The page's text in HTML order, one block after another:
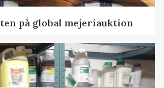
på global mejeriauktion